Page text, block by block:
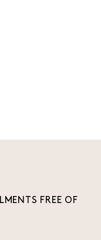
FREE OF